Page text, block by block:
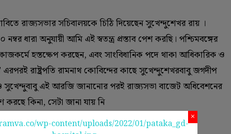
রাজ্যসভার সচিবালয়কে চিঠি দিয়েছেন সুখেন্দুশেখর রায় ।
ধারা অনুযায়ী আমি এই স্বতন্ত্র প্রস্তাব পেশ করছি। পশ্চিমবঙ্গের
হস্তক্ষেপ করছেন, এবং সাংবিধানিক পদে থাকা আধিকারিক ও
রাষ্ট্রপতি রামনাথ কোবিন্দের কাছে সুখেন্দুশেখরবাবু জগদীপ
এই আরজি জানানোর পরই রাজ্যসভা বাজেট অধিবেশনের
করছে কিনা, সেটা জানা যায় নি
×